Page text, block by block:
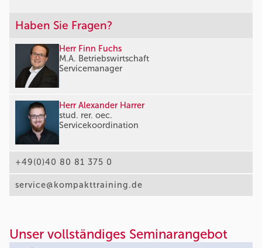
Haben Sie Fragen?
Herr Finn Fuchs
M.A. Betriebswirtschaft
Servicemanager
Herr Alexander Harrer
stud. rer. oec.
Servicekoordination
+49(0)40 80 81 375 0
service@kompakttraining.de
Unser vollständiges Seminarangebot